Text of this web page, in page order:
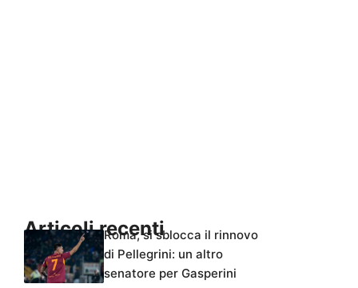
Articoli recentiRoma, si sblocca il rinnovo
di Pellegrini: un altro
senatore per Gasperini